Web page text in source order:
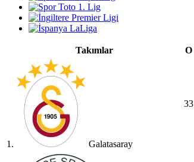
Takımlar O
1. Galatasaray
33